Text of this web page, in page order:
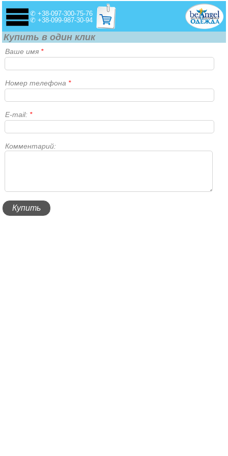
✆ +38-097-300-75-76
✆ +38-099-987-30-94
Купить в один клик
Ваше имя *
Номер телефона *
E-mail: *
Комментарий: